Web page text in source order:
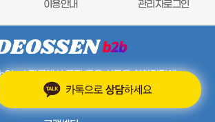
이용안내 관리자로그인
쇼핑몰에서 품질 좋은상품을 착한가격에
구입하세요!